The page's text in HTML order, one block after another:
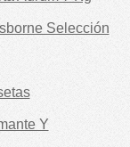
Selección
Y